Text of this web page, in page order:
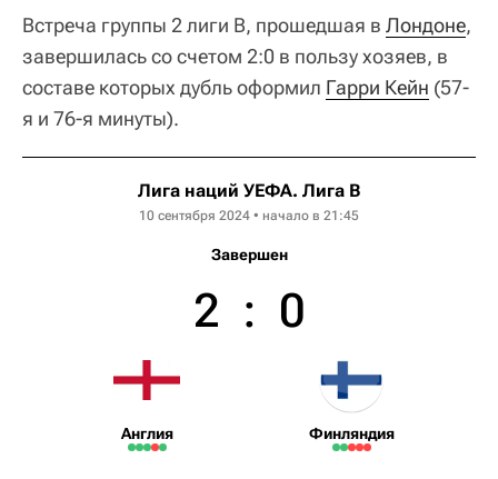
Встреча группы 2 лиги B, прошедшая в Лондоне,
завершилась со счетом 2:0 в пользу хозяев, в
составе которых дубль оформил Гарри Кейн (57-
я и 76-я минуты).
Лига наций УЕФА. Лига B
10 сентября 2024 • начало в 21:45
Завершен
Англия
2 : 0
Финляндия